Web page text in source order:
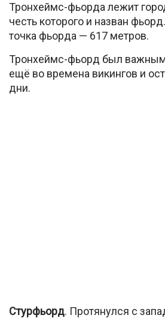
Тронхеймс-фьорда лежит
честь которого и назван
точка фьорда — 617 метров.
Тронхеймс-фьорд был
ещё во времена викингов и
дни.
Cтурфьорд. Протянулся с